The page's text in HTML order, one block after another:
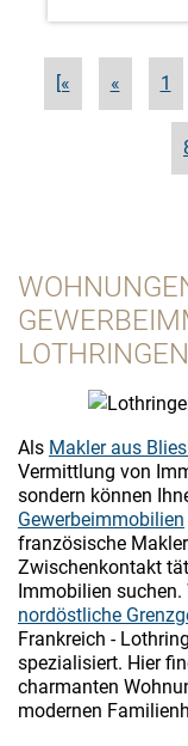
[« « 1
LOTHRINGEN
Als Makler aus
Vermittlung von
sondern können
Gewerbeimmobilien
französische
Zwischenkontakt
Immobilien
nordöstliche
Frankreich -
spezialisiert. Hier
charmanten
modernen